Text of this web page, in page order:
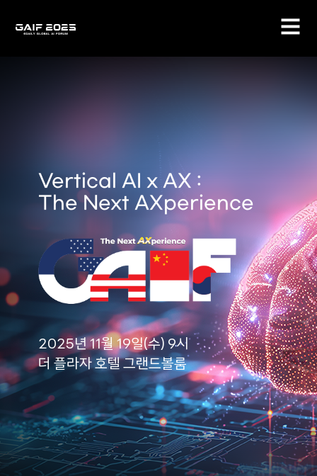
Vertical AI x AX :
The Next AXperience
2025년 11월 19일(수) 9시
더 플라자 호텔 그랜드볼룸